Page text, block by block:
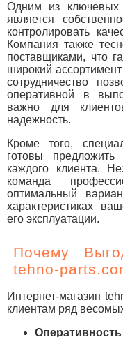
Одним из ключевых
является
контролировать
Компания также
поставщиками, что
широкий
сотрудничество
оперативной в
важно для
надежность.
Кроме того,
готовы
каждого клиента.
команда
оптимальный
характеристиках
его эксплуатации.
Почему
tehno-
Интернет-магазин
клиентам ряд